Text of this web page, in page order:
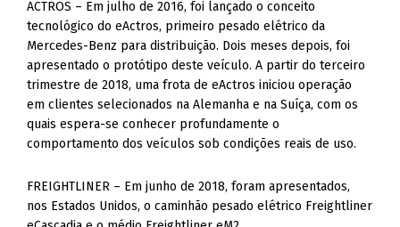
ACTROS – Em julho de 2016, foi lançado o conceito
tecnológico do eActros, primeiro pesado elétrico da
Mercedes-Benz para distribuição. Dois meses depois, foi
apresentado o protótipo deste veículo. A partir do terceiro
trimestre de 2018, uma frota de eActros iniciou operação
em clientes selecionados na Alemanha e na Suíça, com os
quais espera-se conhecer profundamente o
comportamento dos veículos sob condições reais de uso.
FREIGHTLINER – Em junho de 2018, foram apresentados,
nos Estados Unidos, o caminhão pesado elétrico Freightliner